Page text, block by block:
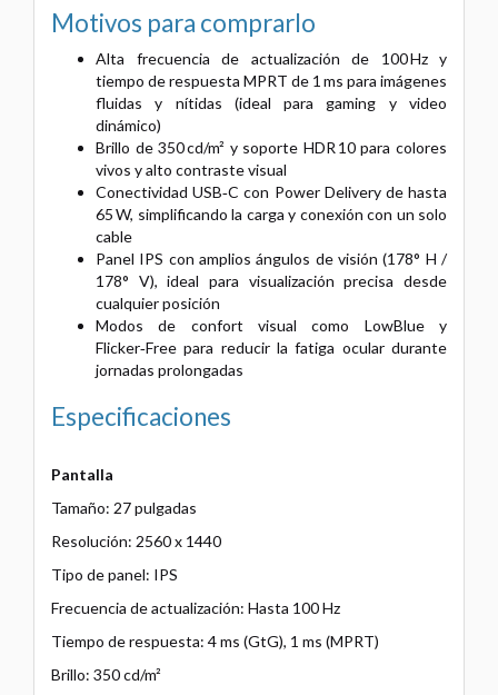
Motivos para comprarlo
Alta frecuencia de actualización de 100 Hz y
tiempo de respuesta MPRT de 1 ms para imágenes
fluidas y nítidas (ideal para gaming y video
dinámico)
Brillo de 350 cd/m² y soporte HDR 10 para colores
vivos y alto contraste visual
Conectividad USB‑C con Power Delivery de hasta
65 W, simplificando la carga y conexión con un solo
cable
Panel IPS con amplios ángulos de visión (178° H /
178° V), ideal para visualización precisa desde
cualquier posición
Modos de confort visual como LowBlue y
Flicker‑Free para reducir la fatiga ocular durante
jornadas prolongadas
Especificaciones
Pantalla
Tamaño: 27 pulgadas
Resolución: 2560 x 1440
Tipo de panel: IPS
Frecuencia de actualización: Hasta 100 Hz
Tiempo de respuesta: 4 ms (GtG), 1 ms (MPRT)
Brillo: 350 cd/m²